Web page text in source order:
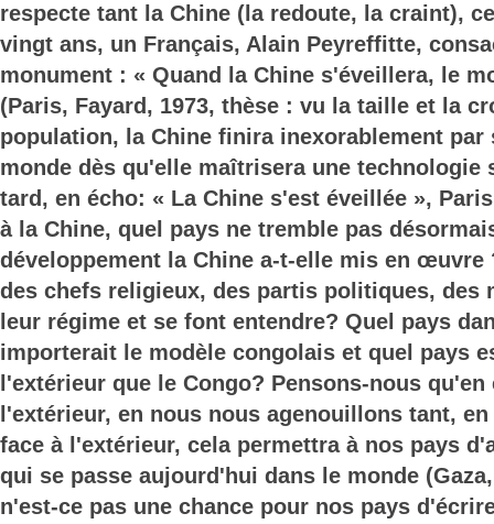
respecte tant la Chine (la redoute, la craint),
vingt ans, un Français, Alain Peyreffitte,
monument : « Quand la Chine s'éveillera, le
(Paris, Fayard, 1973, thèse : vu la taille et la
population, la Chine finira inexorablement par
monde dès qu'elle maîtrisera une technologie
tard, en écho: « La Chine s'est éveillée »,
à la Chine, quel pays ne tremble pas
développement la Chine a-t-elle mis en œuvre
des chefs religieux, des partis politiques, des
leur régime et se font entendre? Quel pays
importerait le modèle congolais et quel pays
l'extérieur que le Congo? Pensons-nous
l'extérieur, en nous nous agenouillons tant,
face à l'extérieur, cela permettra à nos pays
qui se passe aujourd'hui dans le monde
n'est-ce pas une chance pour nos pays